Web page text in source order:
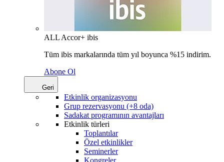
ALL Accor+ ibis
Tüm ibis markalarında tüm yıl boyunca %15 indirim.
Abone Ol
Geri
Etkinlik organizasyonu
Grup rezervasyonu (+8 oda)
Sadakat programının avantajları
Etkinlik türleri
Toplantılar
Özel etkinlikler
Seminerler
Kongreler